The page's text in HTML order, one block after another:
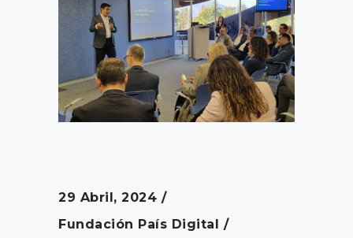
29 Abril, 2024
Fundación País Digital